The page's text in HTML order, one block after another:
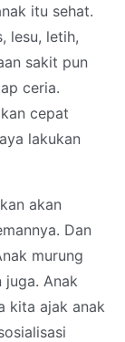
itu sehat.
lesu, letih,
sakit pun
ceria.
cepat
lakukan
akan
Dan
murung
juga. Anak
kita ajak anak